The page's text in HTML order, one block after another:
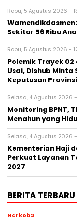
Rabu, 5 Agustus 2026 -
Sekitar 56 Ribu
Rabu, 5 Agustus 2026 -
Polemik Trayek 02
Usai, Dishub Minta
Keputusan Provinsi
Selasa, 4 Agustus 2026 -
‎Monitoring BPNT,
Menahun yang
Selasa, 4 Agustus 2026 -
Kementerian Haji
Perkuat Layanan
2027
BERITA TERBARU
Narkoba